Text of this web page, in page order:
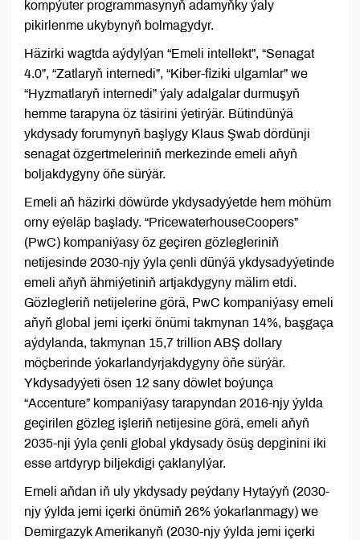
kompýuter programmasynyň adamyňky ýaly
pikirlenme ukybynyň bolmagydyr.
Häzirki wagtda aýdylýan “Emeli intellekt”, “Senagat
4.0”, “Zatlaryň internedi”, “Kiber-fiziki ulgamlar” we
“Hyzmatlaryň internedi” ýaly adalgalar durmuşyň
hemme tarapyna öz täsirini ýetirýär. Bütindünýä
ykdysady forumynyň başlygy Klaus Şwab dördünji
senagat özgertmeleriniň merkezinde emeli aňyň
boljakdygyny öňe sürýär.
Emeli aň häzirki döwürde ykdysadyýetde hem möhüm
orny eýeläp başlady. “PricewaterhouseCoopers”
(PwC) kompaniýasy öz geçiren gözlegleriniň
netijesinde 2030-njy ýyla çenli dünýä ykdysadyýetinde
emeli aňyň ähmiýetiniň artjakdygyny mälim etdi.
Gözlegleriň netijelerine görä, PwC kompaniýasy emeli
aňyň global jemi içerki önümi takmynan 14%, başgaça
aýdylanda, takmynan 15,7 trillion ABŞ dollary
möçberinde ýokarlandyrjakdygyny öňe sürýär.
Ykdysadyýeti ösen 12 sany döwlet boýunça
“Accenture” kompaniýasy tarapyndan 2016-njy ýylda
geçirilen gözleg işleriň netijesine görä, emeli aňyň
2035-nji ýyla çenli global ykdysady ösüş depginini iki
esse artdyryp biljekdigi çaklanylýar.
Emeli aňdan iň uly ykdysady peýdany Hytaýyň (2030-
njy ýylda jemi içerki önümiň 26% ýokarlanmagy) we
Demirgazyk Amerikanyň (2030-njy ýylda jemi içerki